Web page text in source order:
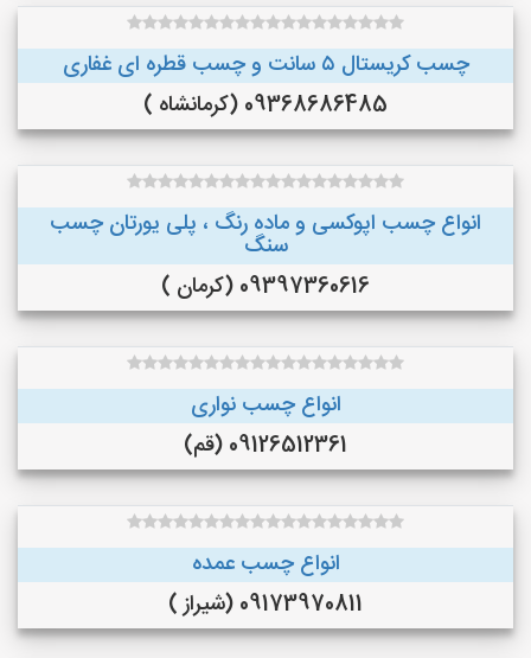
چسب کریستال ۵ سانت و چسب قطره ای غفاری
09368686485 (کرمانشاه )
انواع چسب اپوکسی و ماده رنگ ، پلی یورتان چسب
سنگ
09397360616 (کرمان )
انواع چسب نواری
09126512361 (قم)
انواع چسب عمده
09173970811 (شیراز )